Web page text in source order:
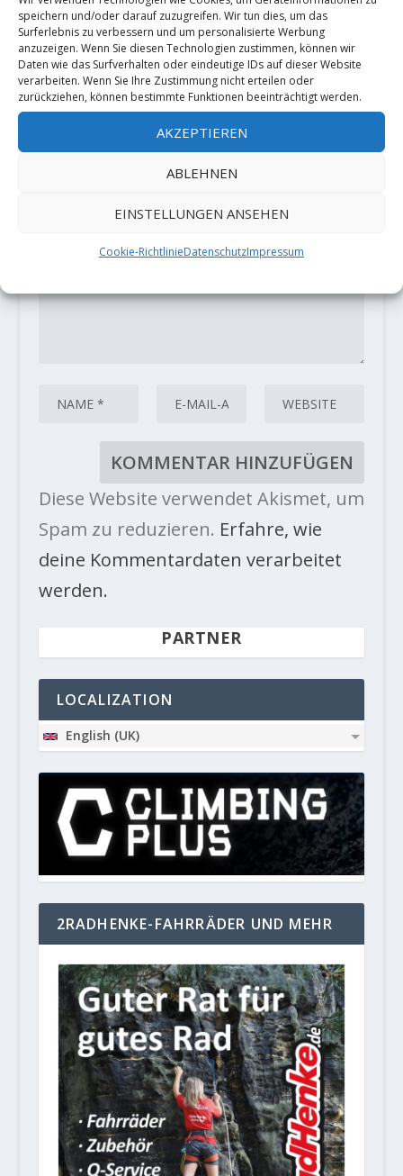
speichern und/oder darauf zuzugreifen. Wir tun dies, um das
Surferlebnis zu verbessern und um personalisierte Werbung
anzuzeigen. Wenn Sie diesen Technologien zustimmen, können wir
Daten wie das Surfverhalten oder eindeutige IDs auf dieser Website
verarbeiten. Wenn Sie Ihre Zustimmung nicht erteilen oder
zurückziehen, können bestimmte Funktionen beeinträchtigt werden.
AKZEPTIEREN
ABLEHNEN
EINSTELLUNGEN ANSEHEN
Cookie-RichtlinieDatenschutzImpressum
2. Mai 2018
HINTERLASSE EINE ANTWORT
Deine E-Mail-Adresse wird nicht
veröffentlicht. Erforderliche Felder
markiert
Diese Website verwendet Akismet, um
Spam zu reduzieren. Erfahre, wie
deine Kommentardaten verarbeitet
werden.
PARTNER
LOCALIZATION
English (UK)
2RADHENKE-FAHRRÄDER UND MEHR